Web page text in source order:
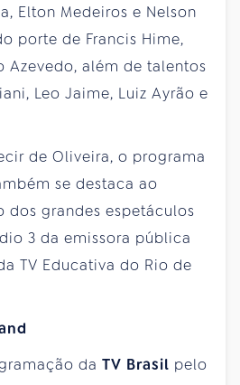
Elton Medeiros e Nelson
porte de Francis Hime,
Azevedo, além de talentos
Leo Jaime, Luiz Ayrão e
de Oliveira, o programa
se destaca ao
dos grandes espetáculos
3 da emissora pública
TV Educativa do Rio de
da TV Brasil pelo